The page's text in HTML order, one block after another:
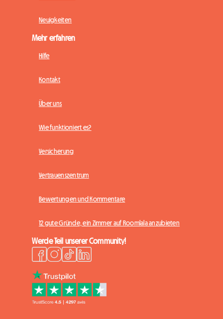
Neuigkeiten
Mehr erfahren
Hilfe
Kontakt
Über uns
Wie funktioniert es?
Versicherung
Vertrauenszentrum
Bewertungen und Kommentare
12 gute Gründe, ein Zimmer auf Roomlala anzubieten
Werde Teil unserer Community!